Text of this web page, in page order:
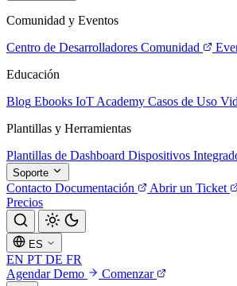
Comunidad y Eventos
Centro de Desarrolladores Comunidad
Educación
Blog Ebooks IoT Academy Casos de Uso
Plantillas y Herramientas
Plantillas de Dashboard Dispositivos
Soporte
Contacto Documentación Abrir un Ticket
Precios
ES
EN PT DE FR
Agendar Demo
Comenzar